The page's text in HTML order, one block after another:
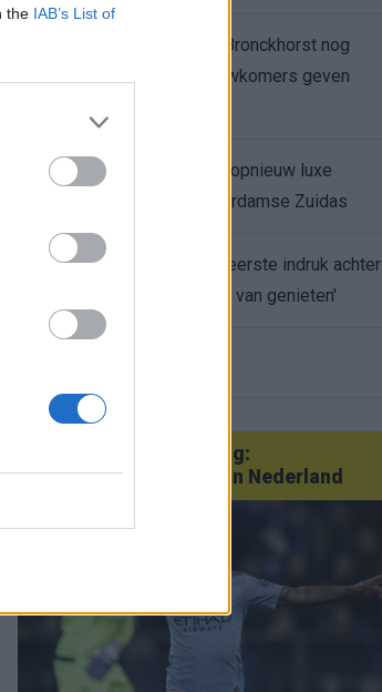
the IAB’s List of
Feyenoord onder Van Bronckhorst nog
altijd ongeslagen: nieuwkomers geven
Hakim Ziyech verhuurt opnieuw luxe
appartement op Amsterdamse Zuidas
Marcos Leonardo laat eerste indruk achter
bij Ajax: 'Hier gaan fans van genieten'
Van Götze tot Sterling:
statementtransfers in Nederland